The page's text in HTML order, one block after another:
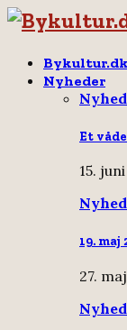
Bykultur.dk
Nyheder
Et
15.
19.
27.